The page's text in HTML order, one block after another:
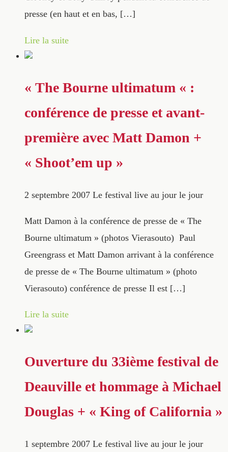
presse (en haut et en bas, […]
Lire la suite
« The Bourne ultimatum « :
conférence de presse et avant-
première avec Matt Damon +
« Shoot’em up »
2 septembre 2007 Le festival live au jour le jour
Matt Damon à la conférence de presse de « The
Bourne ultimatum » (photos Vierasouto) Paul
Greengrass et Matt Damon arrivant à la conférence
de presse de « The Bourne ultimatum » (photo
Vierasouto) conférence de presse Il est […]
Lire la suite
Ouverture du 33ième festival de
Deauville et hommage à Michael
Douglas + « King of California »
1 septembre 2007 Le festival live au jour le jour